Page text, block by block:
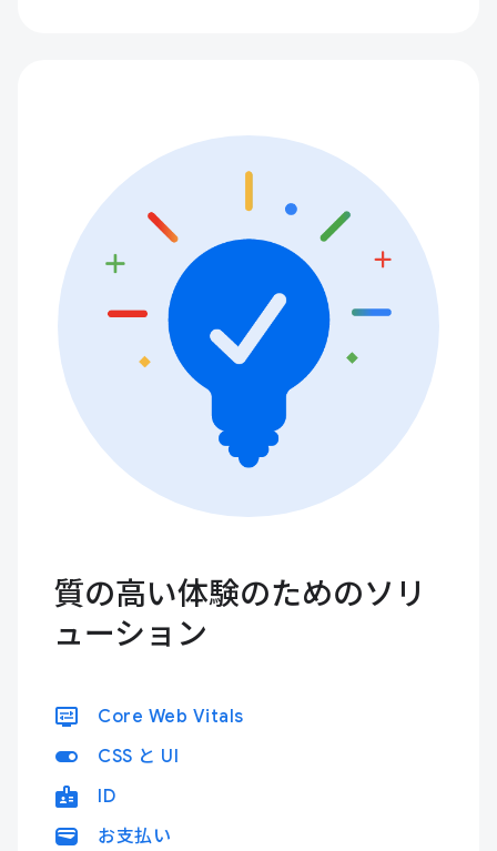
質の高い体験のためのソリ
ューション
display_settings Core Web Vitals
toggle_on CSS と UI
badge ID
wallet お支払い